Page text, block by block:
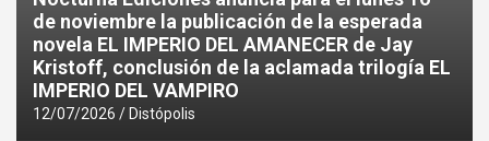
de noviembre la publicación de la esperada
novela EL IMPERIO DEL AMANECER de Jay
Kristoff, conclusión de la aclamada trilogía EL
IMPERIO DEL VAMPIRO
12/07/2026 Distópolis